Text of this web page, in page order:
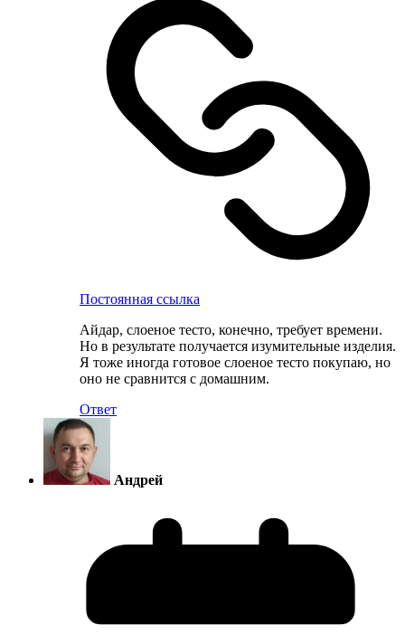
Постоянная ссылка
Айдар, слоеное тесто, конечно, требует времени.
Но в результате получается изумительные изделия.
Я тоже иногда готовое слоеное тесто покупаю, но
оно не сравнится с домашним.
Ответ
Андрей